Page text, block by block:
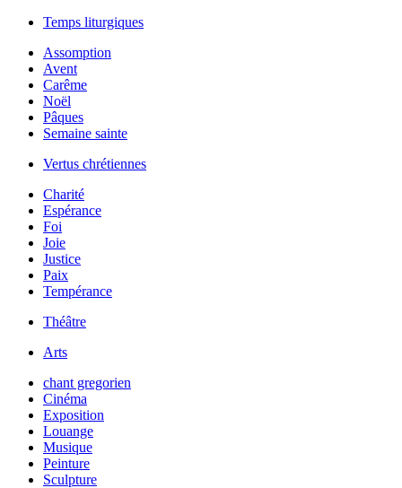
Temps liturgiques
Assomption
Avent
Carême
Noël
Pâques
Semaine sainte
Vertus chrétiennes
Charité
Espérance
Foi
Joie
Justice
Paix
Tempérance
Théâtre
Arts
chant gregorien
Cinéma
Exposition
Louange
Musique
Peinture
Sculpture